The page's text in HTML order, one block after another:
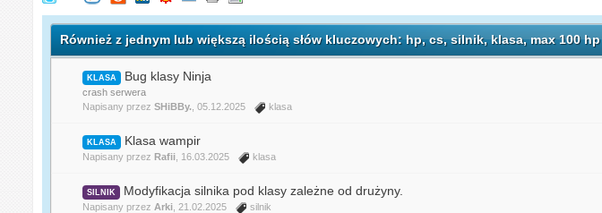
Również z jednym lub większą ilością słów kluczowych: hp, cs, silnik, klasa, max 100 hp
KLASA Bug klasy Ninja
crash serwera
Napisany przezSHiBBy. , 05.12.2025 klasa
KLASA Klasa wampir
Napisany przez Rafii , 16.03.2025 klasa
SILNIK Modyfikacja silnika pod klasy zależne od drużyny.
Napisany przez Arki , 21.02.2025 silnik